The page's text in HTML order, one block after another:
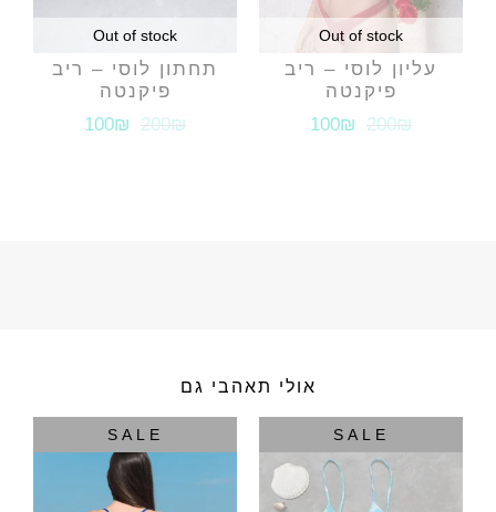
Out of stock
עליון לוסי – ריב
פיקנטה
200₪
100₪
Out of stock
תחתון לוסי – ריב
פיקנטה
200₪
100₪
אולי תאהבי גם
SALE
SALE